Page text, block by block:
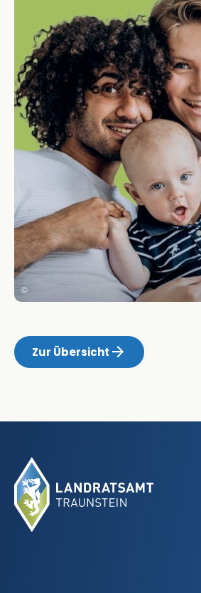
©
Zur Übersicht
Fußbereich